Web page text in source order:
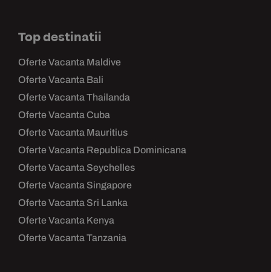
Top destinatii
Oferte Vacanta Maldive
Oferte Vacanta Bali
Oferte Vacanta Thailanda
Oferte Vacanta Cuba
Oferte Vacanta Mauritius
Oferte Vacanta Republica Dominicana
Oferte Vacanta Seychelles
Oferte Vacanta Singapore
Oferte Vacanta Sri Lanka
Oferte Vacanta Kenya
Oferte Vacanta Tanzania